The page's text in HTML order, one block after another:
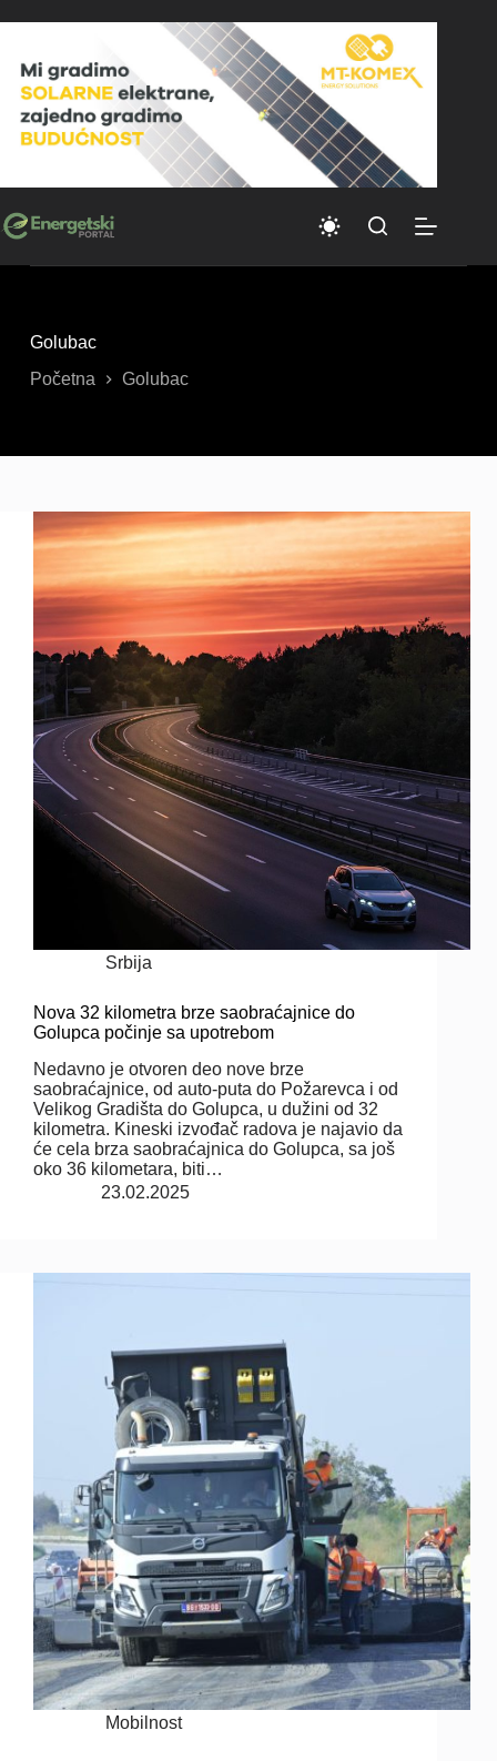
to
Golubac
Početna
Golubac
Srbija
Nova 32 kilometra brze saobraćajnice do
Golupca počinje sa upotrebom
Nedavno je otvoren deo nove brze
saobraćajnice, od auto-puta do Požarevca i od
Velikog Gradišta do Golupca, u dužini od 32
kilometra. Kineski izvođač radova je najavio da
će cela brza saobraćajnica do Golupca, sa još
oko 36 kilometara, biti…
23.02.2025
Mobilnost